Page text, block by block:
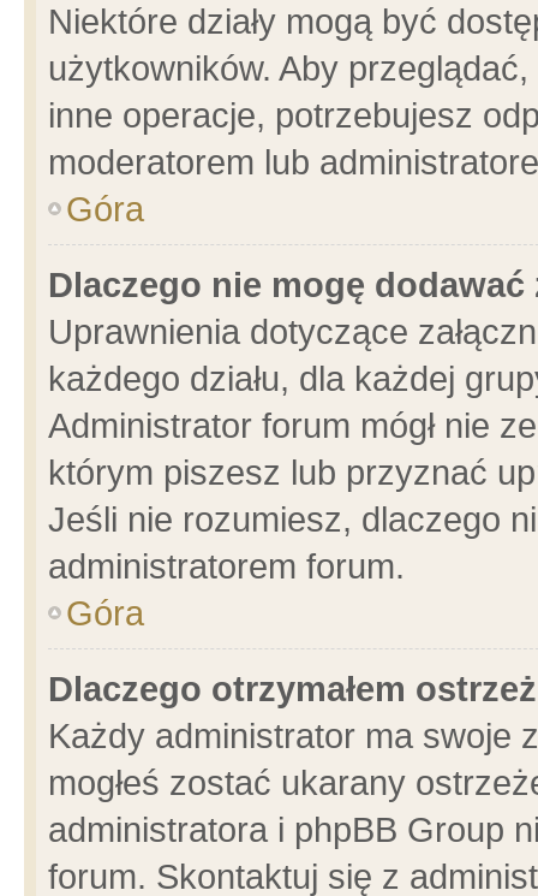
Niektóre działy mogą być
użytkowników. Aby
inne operacje, potrzebujesz
moderatorem lub
Góra
Dlaczego nie mogę dodawać
Uprawnienia dotyczące
każdego działu, dla każdej
Administrator forum mógł nie
którym piszesz lub przyznać
Jeśli nie rozumiesz, dlaczego
administratorem forum.
Góra
Dlaczego otrzymałem
Każdy administrator ma swoje
mogłeś zostać ukarany
administratora i phpBB Group
forum. Skontaktuj się z